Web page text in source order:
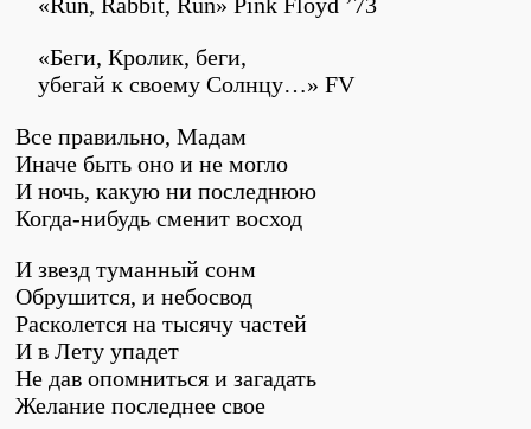
«Беги, Кролик, беги,
убегай к своему Солнцу…» FV
Все правильно, Мадам
Иначе быть оно и не могло
И ночь, какую ни последнюю
Когда-нибудь сменит восход
И звезд туманный сонм
Обрушится, и небосвод
Расколется на тысячу частей
И в Лету упадет
Не дав опомниться и загадать
Желание последнее свое